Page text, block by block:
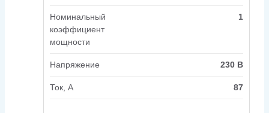
Номинальный
коэффициент
мощности
1
Напряжение 230 В
Ток, А 87